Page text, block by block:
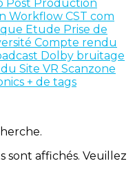
Post Production
Workflow CST com
Etude Prise de
Compte rendu
Dolby bruitage
Site VR Scanzone
+ de tags
sont affichés. Veuillez